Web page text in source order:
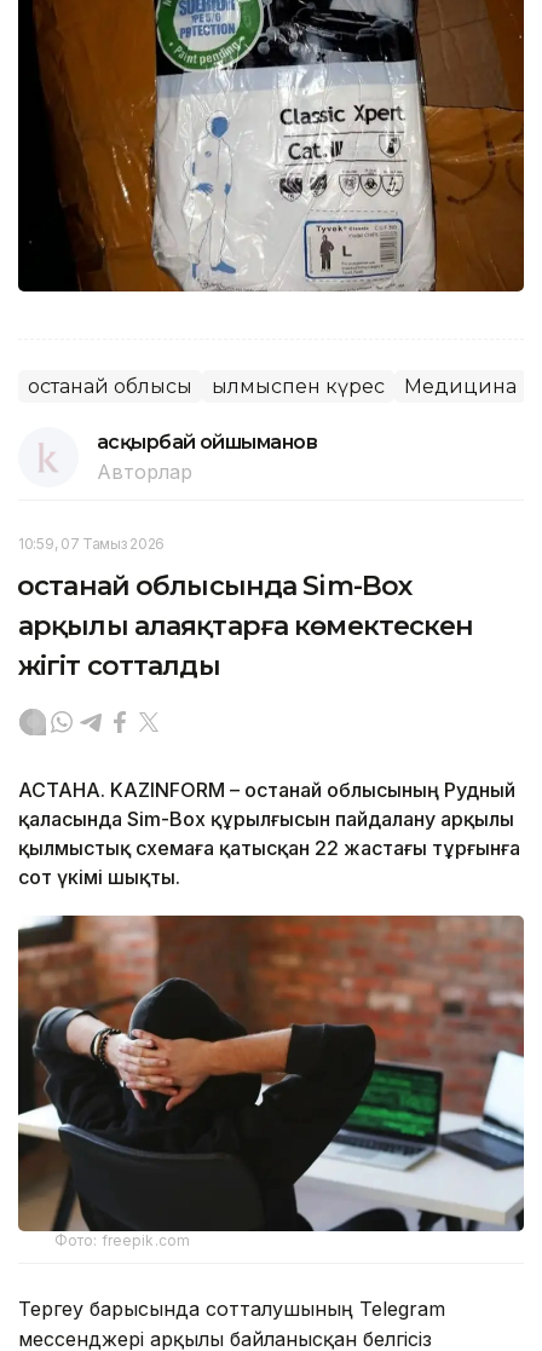
Қостанай облысы Қылмыспен күрес Медицина
Қасқырбай Қойшыманов
Авторлар
10:59, 07 Тамыз 2026
Қостанай облысында Sim-Box
арқылы алаяқтарға көмектескен
жігіт сотталды
АСТАНА. KAZINFORM – Қостанай облысының Рудный
қаласында Sim-Box құрылғысын пайдалану арқылы
қылмыстық схемаға қатысқан 22 жастағы тұрғынға
сот үкімі шықты.
Фото: freepik.com
Тергеу барысында сотталушының Telegram
мессенджері арқылы байланысқан белгісіз